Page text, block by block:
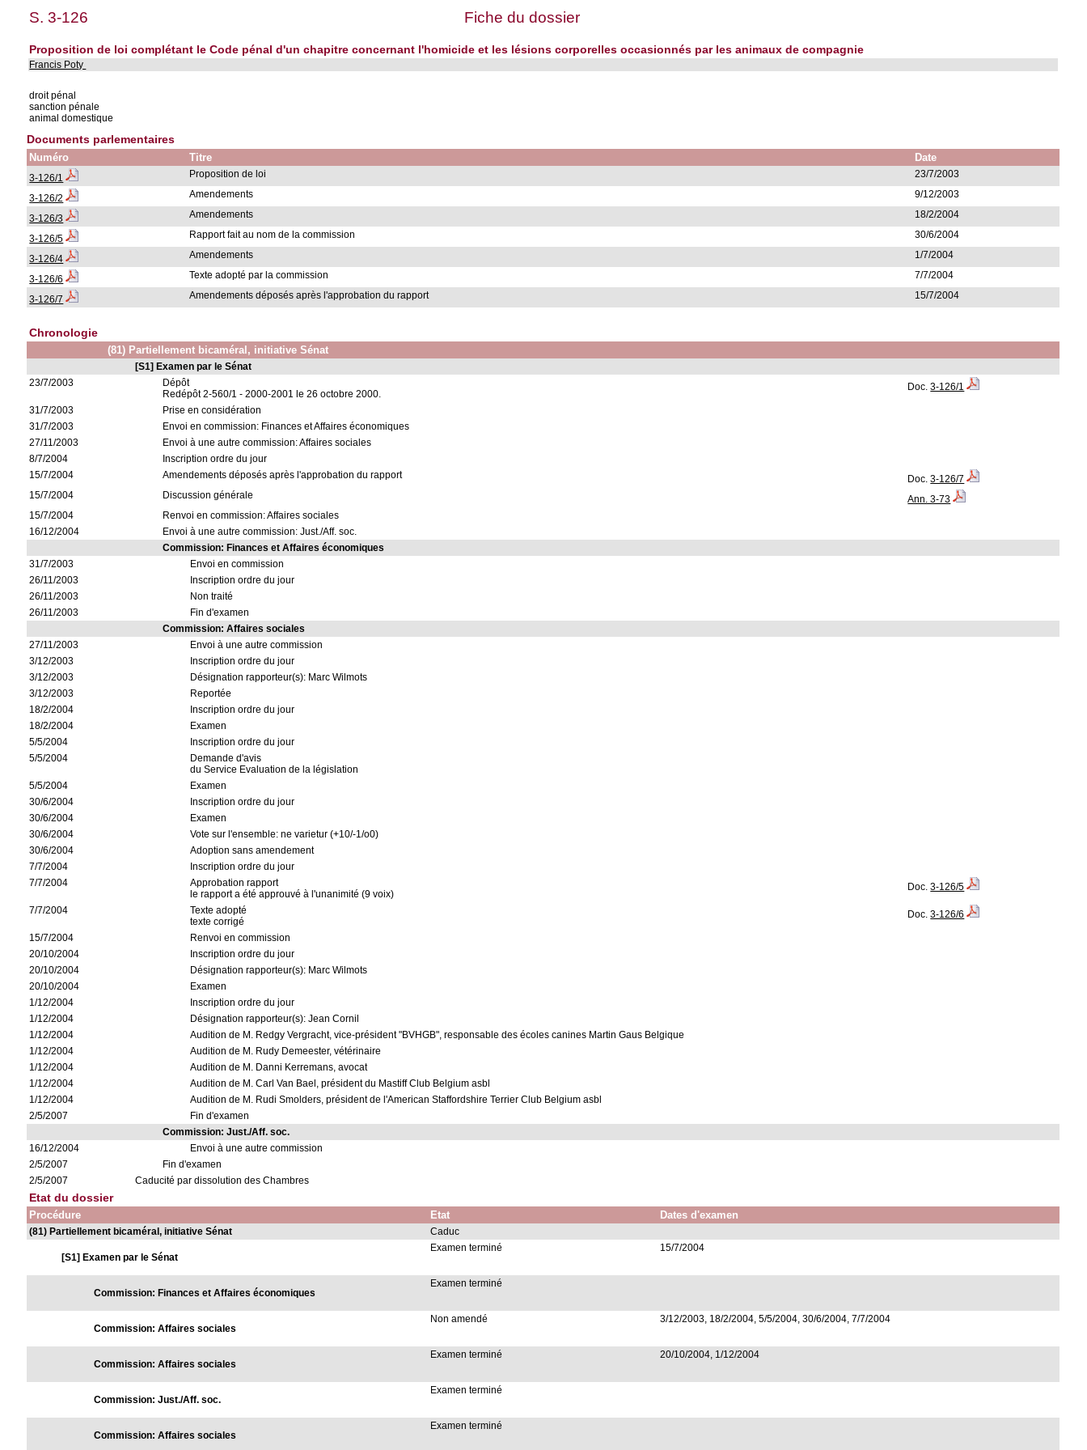
S. 3-126 Fiche du dossier
Proposition de loi complétant le Code pénal d'un chapitre concernant l'homicide et les lésions corporelles occasionnés par les animaux de compagnie
Francis Poty
droit pénal
sanction pénale
animal domestique
Documents parlementaires
Numéro Titre Date
3-126/1 Proposition de loi 23/7/2003
3-126/2 Amendements 9/12/2003
3-126/3 Amendements 18/2/2004
3-126/5 Rapport fait au nom de la commission 30/6/2004
3-126/4 Amendements 1/7/2004
3-126/6 Texte adopté par la commission 7/7/2004
3-126/7 Amendements déposés après l'approbation du rapport 15/7/2004
Chronologie
(81) Partiellement bicaméral, initiative Sénat
[S1] Examen par le Sénat
23/7/2003
Dépôt
Redépôt 2-560/1 - 2000-2001 le 26 octobre 2000.
Doc.3-126/1
31/7/2003
Prise en considération
31/7/2003
Envoi en commission: Finances et Affaires économiques
27/11/2003
Envoi à une autre commission: Affaires sociales
8/7/2004
Inscription ordre du jour
15/7/2004
Amendements déposés après l'approbation du rapport Doc.3-126/7
15/7/2004
Discussion générale
Ann. 3-73
15/7/2004
Renvoi en commission: Affaires sociales
16/12/2004
Envoi à une autre commission: Just./Aff. soc.
Commission: Finances et Affaires économiques
31/7/2003
Envoi en commission
26/11/2003
Inscription ordre du jour
26/11/2003
Non traité
26/11/2003
Fin d'examen
Commission: Affaires sociales
27/11/2003
Envoi à une autre commission
3/12/2003
Inscription ordre du jour
3/12/2003
Désignation rapporteur(s): Marc Wilmots
3/12/2003
Reportée
18/2/2004
Inscription ordre du jour
18/2/2004
Examen
5/5/2004
Inscription ordre du jour
5/5/2004
Demande d'avis
du Service Evaluation de la législation
5/5/2004
Examen
30/6/2004
Inscription ordre du jour
30/6/2004
Examen
30/6/2004
Vote sur l'ensemble: ne varietur (+10/-1/o0)
30/6/2004
Adoption sans amendement
7/7/2004
Inscription ordre du jour
7/7/2004
Approbation rapport
le rapport a été approuvé à l'unanimité (9 voix)
Doc.3-126/5
7/7/2004
Texte adopté
texte corrigé
Doc.3-126/6
15/7/2004
Renvoi en commission
20/10/2004
Inscription ordre du jour
20/10/2004
Désignation rapporteur(s): Marc Wilmots
20/10/2004
Examen
1/12/2004
Inscription ordre du jour
1/12/2004
Désignation rapporteur(s): Jean Cornil
1/12/2004
Audition de M. Redgy Vergracht, vice-président "BVHGB", responsable des écoles canines Martin Gaus Belgique
1/12/2004
Audition de M. Rudy Demeester, vétérinaire
1/12/2004
Audition de M. Danni Kerremans, avocat
1/12/2004
Audition de M. Carl Van Bael, président du Mastiff Club Belgium asbl
1/12/2004
Audition de M. Rudi Smolders, président de l'American Staffordshire Terrier Club Belgium asbl
2/5/2007
Fin d'examen
Commission: Just./Aff. soc.
16/12/2004
Envoi à une autre commission
2/5/2007
Fin d'examen
2/5/2007
Caducité par dissolution des Chambres
Etat du dossier
Procédure Etat Dates d'examen
(81) Partiellement bicaméral, initiative Sénat Caduc
[S1] Examen par le Sénat
Examen terminé 15/7/2004
Commission: Finances et Affaires économiques
Examen terminé
Commission: Affaires sociales
Non amendé 3/12/2003, 18/2/2004, 5/5/2004, 30/6/2004, 7/7/2004
Commission: Affaires sociales
Examen terminé 20/10/2004, 1/12/2004
Commission: Just./Aff. soc.
Examen terminé
Commission: Affaires sociales
Examen terminé